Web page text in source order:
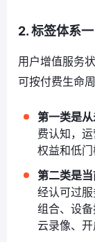
2. 标签体系
用户增值服务
可按付费生命周
第一类是从
费认知，
权益和低门
第二类是当
经认可过
组合、设
云录像、开